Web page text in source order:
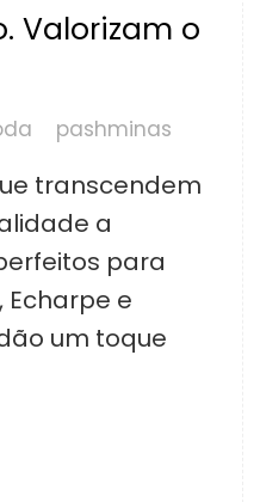
Valorizam o
pashminas
transcendem
a
para
e
um toque